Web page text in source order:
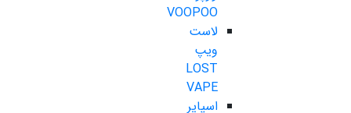
VOOPOO
لاست
ویپ
LOST
VAPE
اسپایر